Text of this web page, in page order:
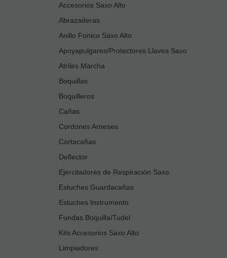
Accesorios Saxo Alto
Abrazaderas
Anillo Fonico Saxo Alto
Apoyapulgares/Protectores Llaves Saxo
Atriles Marcha
Boquillas
Boquilleros
Cañas
Cordones Arneses
Cortacañas
Deflector
Ejercitadores de Respiración Saxo
Estuches Guardacañas
Estuches Instrumento
Fundas Boquilla/Tudel
Kits Accesorios Saxo Alto
Limpiadores